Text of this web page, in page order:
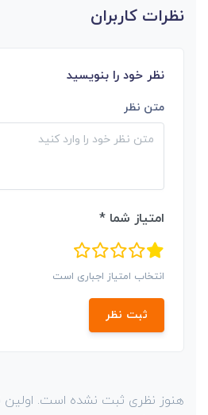
نظرات کاربران
نظر خود را بنویسید
متن نظر
امتیاز شما *
انتخاب امتیاز اجباری است
ثبت نظر
هنوز نظری ثبت نشده است. اولین